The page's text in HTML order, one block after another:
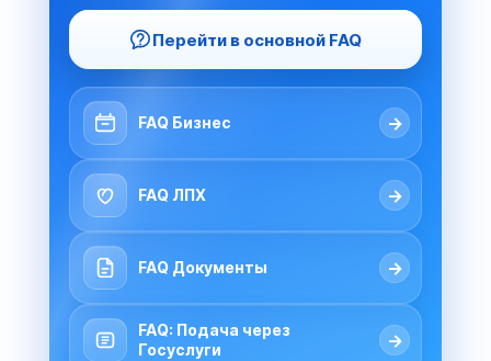
Перейти в основной FAQ
FAQ Бизнес →
FAQ ЛПХ →
FAQ Документы →
FAQ: Подача через
Госуслуги
→